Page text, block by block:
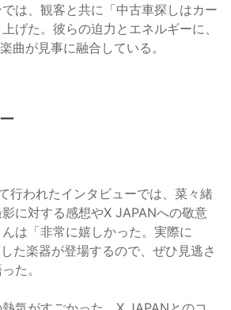
は、観客と共に「中古車探しはカー
げた。彼らの迫力とエネルギーに、
曲が見事に融合している。
行われたインタビューでは、菜々緒
に対する感想やX JAPANへの敬意
は「非常に嬉しかった。実際に
た楽器が登場するので、ぜひ見逃さ
た。